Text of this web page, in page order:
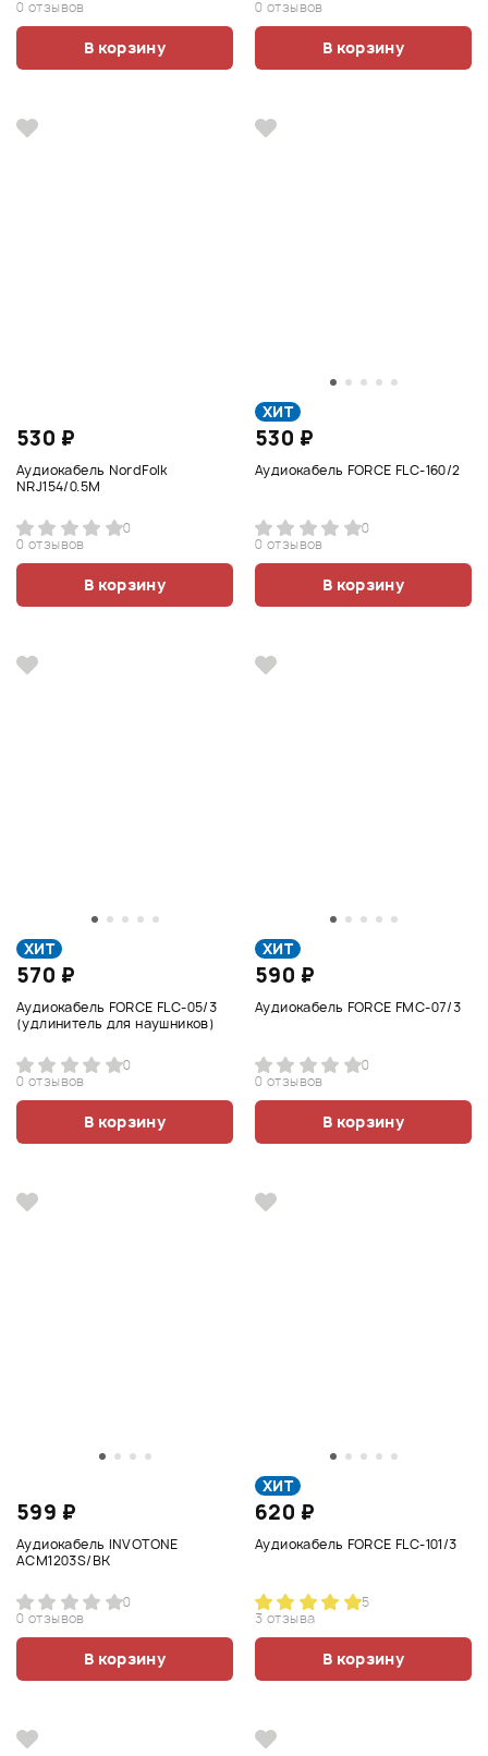
0 отзывов
В корзину
0 отзывов
В корзину
530 ₽
Аудиокабель NordFolk
NRJ154/0.5M
0
0 отзывов
В корзину
ХИТ
530 ₽
Аудиокабель FORCE FLC-160/2
0
0 отзывов
В корзину
ХИТ
570 ₽
Аудиокабель FORCE FLC-05/3
(удлинитель для наушников)
0
0 отзывов
В корзину
ХИТ
590 ₽
Аудиокабель FORCE FMC-07/3
0
0 отзывов
В корзину
599 ₽
Аудиокабель INVOTONE
ACM1203S/BK
0
0 отзывов
В корзину
ХИТ
620 ₽
Аудиокабель FORCE FLC-101/3
5
3 отзыва
В корзину